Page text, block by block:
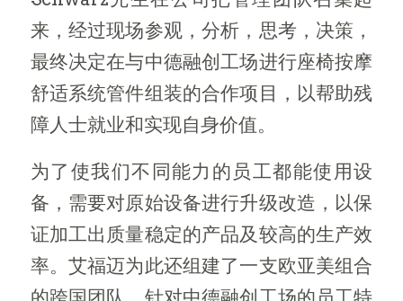
来，经过现场参观，分析，思考，决策，
最终决定在与中德融创工场进行座椅按摩
舒适系统管件组装的合作项目，以帮助残
障人士就业和实现自身价值。
为了使我们不同能力的员工都能使用设
备，需要对原始设备进行升级改造，以保
证加工出质量稳定的产品及较高的生产效
率。艾福迈为此还组建了一支欧亚美组合